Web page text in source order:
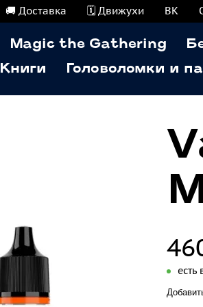
🚚 Доставка 🗓️ Движухи ВК
Magic the Gathering
Книги Головоломки и
есть